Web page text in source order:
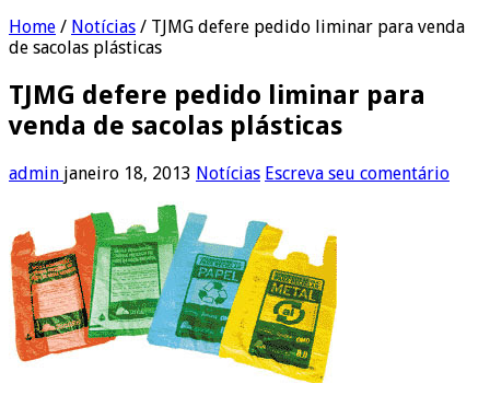
Home / Notícias / TJMG defere pedido liminar para venda
de sacolas plásticas
TJMG defere pedido liminar para
venda de sacolas plásticas
admin janeiro 18, 2013 Notícias Escreva seu comentário